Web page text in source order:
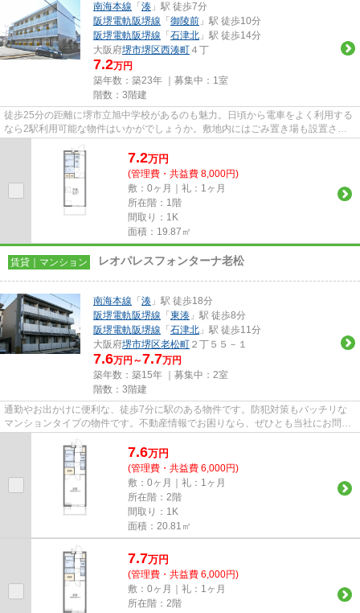
南海本線 「 湊 」駅 徒歩7分
阪堺電軌阪堺線 「 御陵前 」駅 徒歩10分
阪堺電軌阪堺線 「 石津北 」駅 徒歩14分
大阪府堺市堺区西湊町 ４丁
7.2万円
築年数：築23年 ｜募集中： 1室
階数：3階建
徒歩25分の距離に堺市立旭中学校があるのも魅力。日頃から電車をよく利用する
なら2駅利用可能な物件はいかがでしょうか。敷地内にはごみ置き場も設置され
ています。こちらの物件はマン...
7.2万円
(管理費・共益費 8,000円)
敷：0ヶ月｜礼：1ヶ月
所在階：1階
間取り：1K
面積：19.87㎡
賃貸｜マンション レオパレスフォンターナ老松
南海本線 「 湊 」駅 徒歩18分
阪堺電軌阪堺線 「 東湊 」駅 徒歩8分
阪堺電軌阪堺線 「 石津北 」駅 徒歩11分
大阪府堺市堺区老松町 ２丁５５－１
7.6万円～7.7万円
築年数：築15年 ｜募集中： 2室
階数：3階建
通勤やお出かけに便利な、徒歩7分に駅のある物件です。防犯対策もバッチリな
マンションタイプの物件です。不動産情報でお困りなら、ぜひとも当社にお問い
7.6万円
(管理費・共益費 6,000円)
敷：0ヶ月｜礼：1ヶ月
所在階：2階
間取り：1K
面積：20.81㎡
7.7万円
(管理費・共益費 6,000円)
敷：0ヶ月｜礼：1ヶ月
所在階：2階